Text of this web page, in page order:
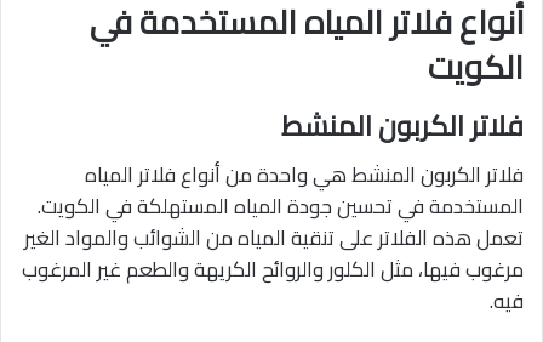
أنواع فلاتر المياه المستخدمة في
الكويت
فلاتر الكربون المنشط
فلاتر الكربون المنشط هي واحدة من أنواع فلاتر المياه
المستخدمة في تحسين جودة المياه المستهلكة في الكويت.
تعمل هذه الفلاتر على تنقية المياه من الشوائب والمواد الغير
مرغوب فيها، مثل الكلور والروائح الكريهة والطعم غير المرغوب
فيه.